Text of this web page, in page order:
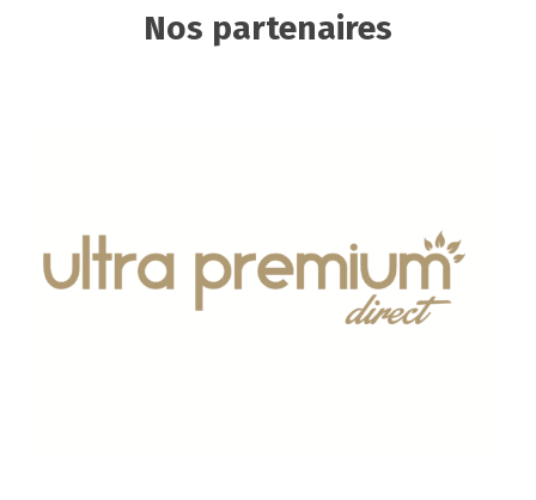
Nos partenaires